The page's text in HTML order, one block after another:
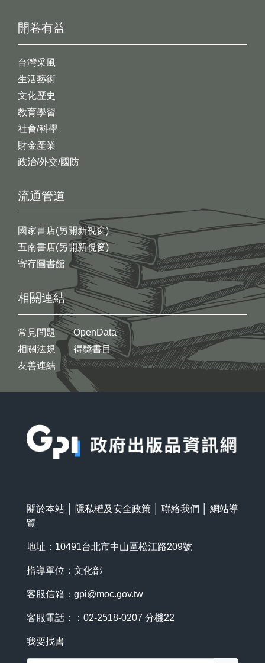
開卷有益
台灣采風
生活藝術
文化歷史
教育學習
社會/科學
財金產業
政治/外交/國防
流通管道
國家書店(另開新視窗)
五南書店(另開新視窗)
寄存圖書館
相關連結
常見問題
相關法規
友善連結
OpenData
得獎書目
關於本站 隱私權及安全政策 聯絡我們
網站導
覽
地址：10491台北市中山區松江路209號
指導單位：文化部
客服信箱： gpi@moc.gov.tw
客服電話：：02-2518-0207 分機22
我要找書